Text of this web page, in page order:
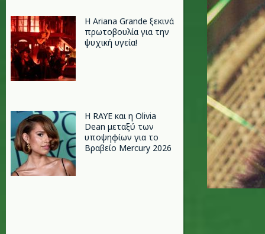
Η Ariana Grande ξεκινά
πρωτοβουλία για την
ψυχική υγεία!
Η RAYE και η Olivia
Dean μεταξύ των
υποψηφίων για το
Βραβείο Mercury 2026